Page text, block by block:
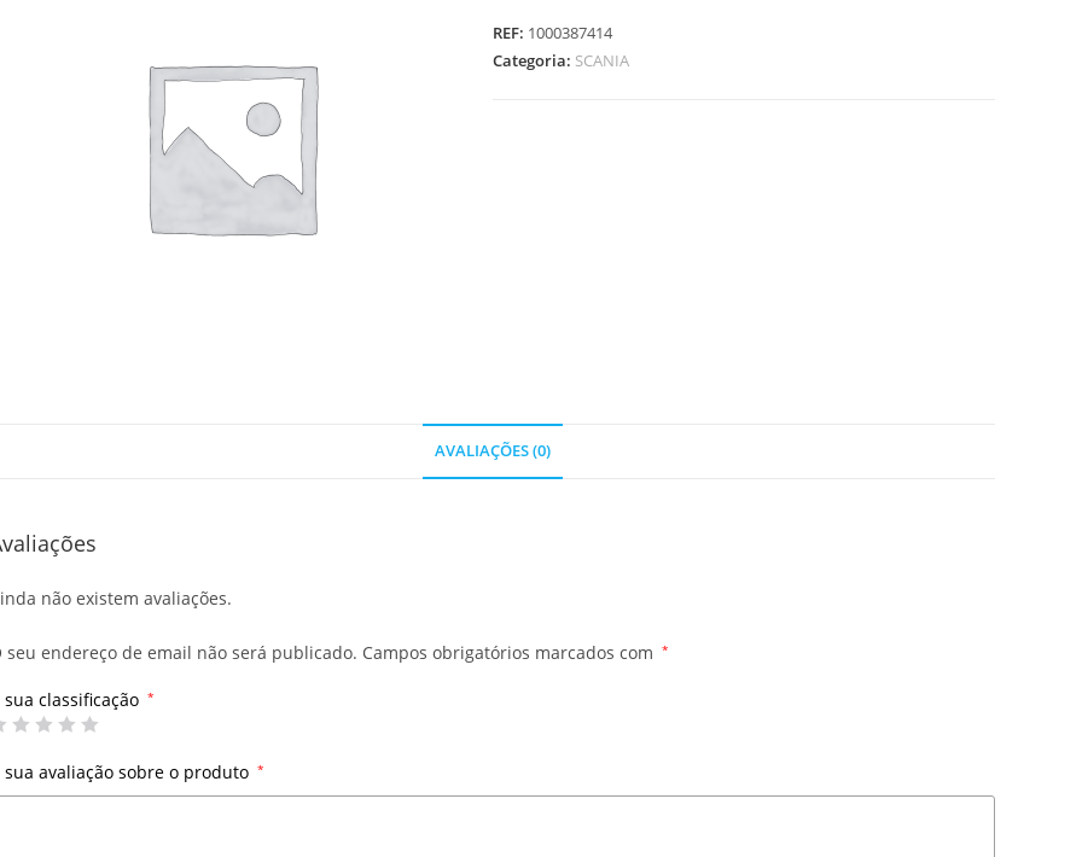
REF: 1000387414
Categoria: SCANIA
AVALIAÇÕES (0)
não existem avaliações.
seu endereço de email não será publicado. Campos obrigatórios marcados com *
sua classificação *
sua avaliação sobre o produto *